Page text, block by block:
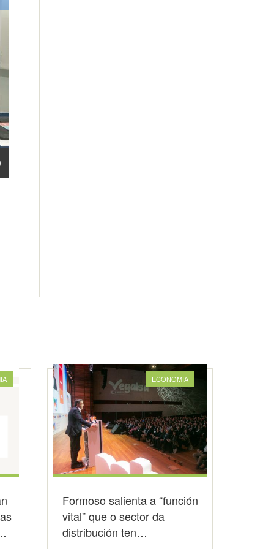
ECONOMIA
Formoso salienta a “función
vital” que o sector da
distribución ten…